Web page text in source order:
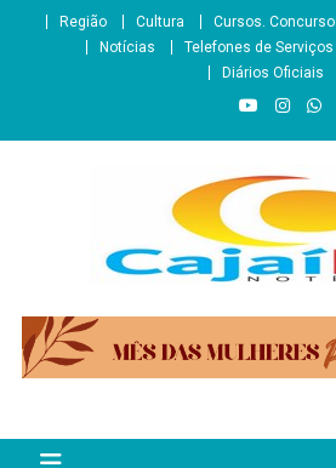
Região Cultura Cursos.
Notícias
Telefones de Serviços
Diários Oficiais
CajaíbaNotícias